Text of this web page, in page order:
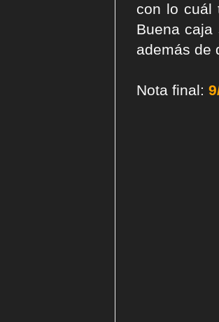
con lo cuál
Buena
además de
Nota final: